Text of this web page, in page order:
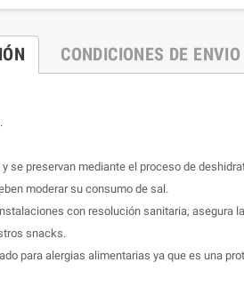
CONDICIONES DE ENVIO
preservan mediante el proceso de
moderar su consumo de sal.
con resolución sanitaria, asegura
snacks.
para alergias alimentarias ya que es una